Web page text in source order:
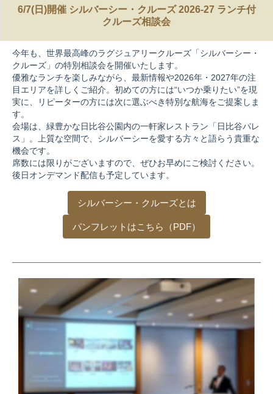
6/7(日)開催 シルバーシー・クルーズ 2026-27 ランチ付
クルーズ相談会
今年も、世界最高峰のラグジュアリークルーズ「シルバーシー・
クルーズ」の特別相談会を開催いたします。
優雅なランチを楽しみながら、最新情報や2026年・2027年の注
目エリアを詳しくご紹介。初めての方には“いつか乗りたい”を現
実に、リピーターの方には次に選ぶべき特別な航海をご提案しま
す。
会場は、緑豊かな日比谷公園内の一軒家レストラン「日比谷パレ
ス」。上質な空間で、シルバーシーを愛する方々と語らう貴重な
機会です。
席数には限りがございますので、ぜひお早めにご検討ください。
後日オンデマンド配信も予定しています。
シルバーシー・クルーズとは
パンフレットはこちら（PDF）